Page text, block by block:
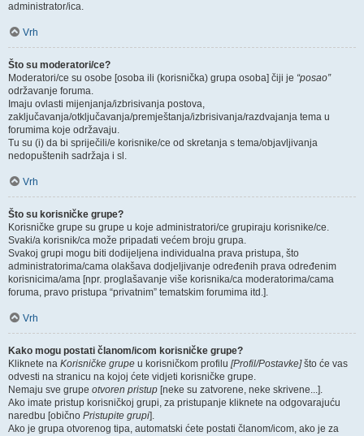
administrator/ica.
Vrh
Što su moderatori/ce?
Moderatori/ce su osobe [osoba ili (korisnička) grupa osoba] čiji je “posao”
održavanje foruma.
Imaju ovlasti mijenjanja/izbrisivanja postova,
zaključavanja/otključavanja/premještanja/izbrisivanja/razdvajanja tema u
forumima koje održavaju.
Tu su (i) da bi spriječili/e korisnike/ce od skretanja s tema/objavljivanja
nedopuštenih sadržaja i sl.
Vrh
Što su korisničke grupe?
Korisničke grupe su grupe u koje administratori/ce grupiraju korisnike/ce.
Svaki/a korisnik/ca može pripadati većem broju grupa.
Svakoj grupi mogu biti dodijeljena individualna prava pristupa, što
administratorima/cama olakšava dodjeljivanje određenih prava određenim
korisnicima/ama [npr. proglašavanje više korisnika/ca moderatorima/cama
foruma, pravo pristupa “privatnim” tematskim forumima itd.].
Vrh
Kako mogu postati članom/icom korisničke grupe?
Kliknete na Korisničke grupe u korisničkom profilu [Profil/Postavke]što će vas
odvesti na stranicu na kojoj ćete vidjeti korisničke grupe.
Nemaju sve grupe otvoren pristup [neke su zatvorene, neke skrivene...].
Ako imate pristup korisničkoj grupi, za pristupanje kliknete na odgovarajuću
naredbu [obično Pristupite grupi].
Ako je grupa otvorenog tipa, automatski ćete postati članom/icom, ako je za